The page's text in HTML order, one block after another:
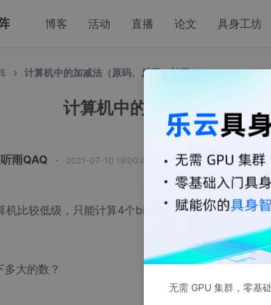
博客 活动 直播 论文 具身工坊
计算机中的加减法（原码、反码、补码）
计算机中的加减法（原码、
雨QAQ · 2021-07-10 19:00:44 发布
机比较低级，只能计算4个bit（位）的数。
大的数？
无需 GPU 集群，零基